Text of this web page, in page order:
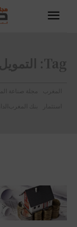
Tag:
المغرب مجلة صناعة
استثمار
بنك المغرب